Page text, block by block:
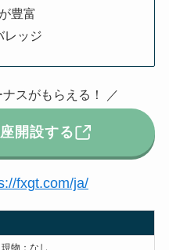
豊富
レッジ
スがもらえる！ ／
開設する
fxgt.com/ja/
現物：なし